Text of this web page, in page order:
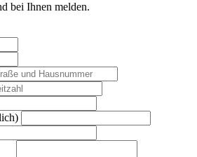
bei Ihnen melden.